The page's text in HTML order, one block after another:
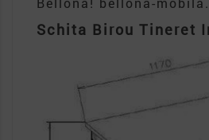
Schita Birou Tineret